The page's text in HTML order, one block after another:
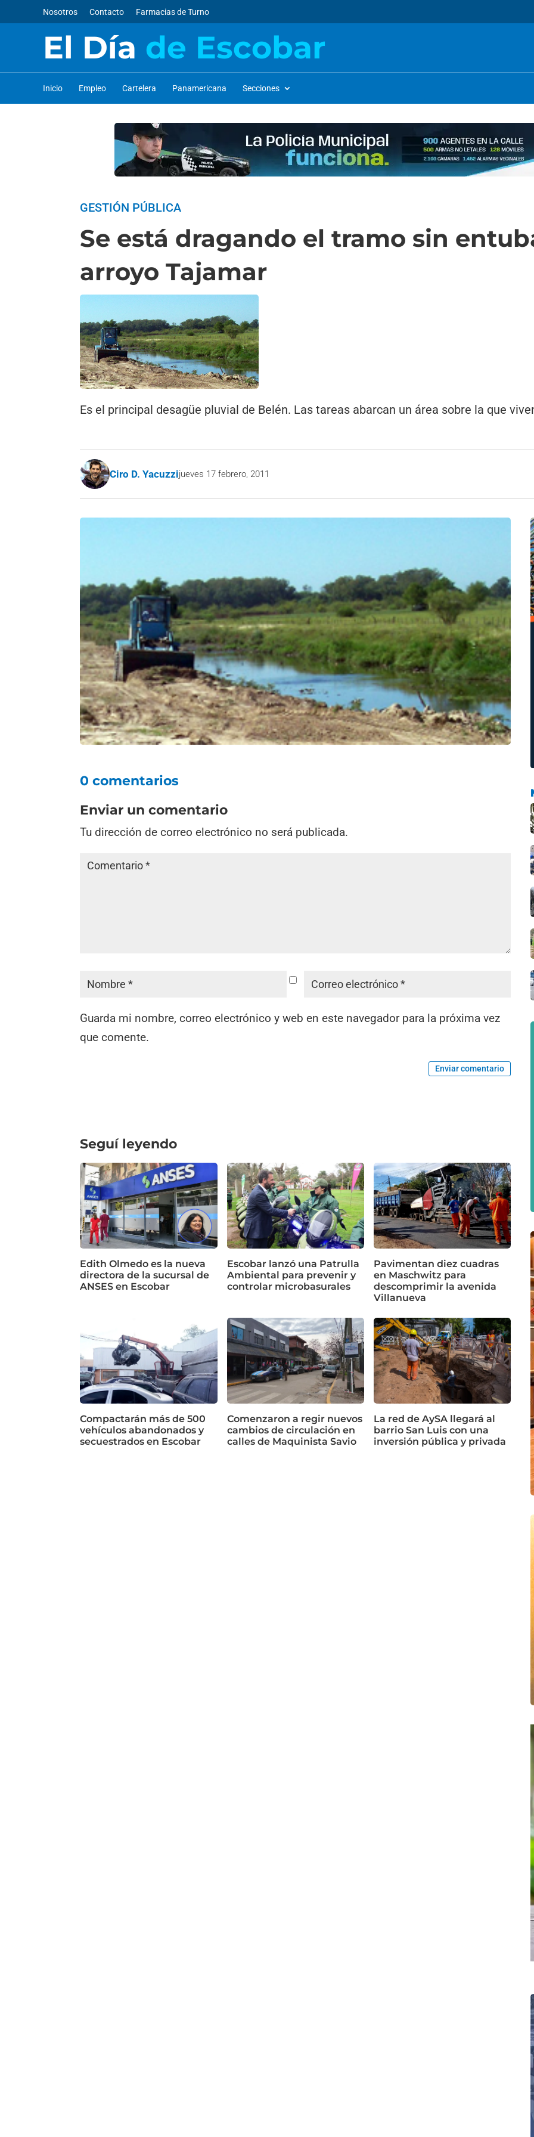
Nosotros Contacto Farmacias de Turno
El Día de Escobar
Inicio Empleo Cartelera Panamericana Secciones
GESTIÓN PÚBLICA
Se está dragando el tramo sin
arroyo Tajamar
Es el principal desagüe pluvial de Belén. Las tareas abarcan un área sobre la que
Ciro D. Yacuzzijueves 17 febrero, 2011
0 comentarios
Enviar un comentario
Tu dirección de correo electrónico no será publicada.
Guarda mi nombre, correo electrónico y web en este navegador para la próxima vez
que comente.
Enviar comentario
Seguí leyendo
Edith Olmedo es la nueva
directora de la sucursal de
ANSES en Escobar
Escobar lanzó una Patrulla
Ambiental para prevenir y
controlar microbasurales
Pavimentan diez cuadras
en Maschwitz para
descomprimir la avenida
Villanueva
Compactarán más de 500
vehículos abandonados y
secuestrados en Escobar
Comenzaron a regir nuevos
cambios de circulación en
calles de Maquinista Savio
La red de AySA llegará al
barrio San Luis con una
inversión pública y privada